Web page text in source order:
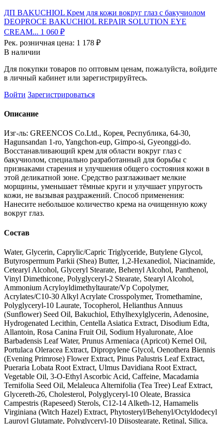
ДП BAKUCHIOL Крем для кожи вокруг глаз с бакучиолом
DEOPROCE BAKUCHIOL REPAIR SOLUTION EYE
CREAM... 1 060 ₽
Рек. розничная цена: 1 178 ₽
В наличии
Для покупки товаров по оптовым ценам, пожалуйста, войдите
в личный кабинет или зарегистрируйтесь.
Войти Зарегистрироваться
Описание
Изг-ль: GREENCOS Co.Ltd., Корея, Республика, 64-30,
Hagunsandan 1-ro, Yangchon-eup, Gimpo-si, Gyeonggi-do.
Восстанавливающий крем для области вокруг глаз с
бакучиолом, специально разработанный для борьбы с
признаками старения и улучшения общего состояния кожи в
этой деликатной зоне. Средство разглаживает мелкие
морщины, уменьшает тёмные круги и улучшает упругость
кожи, не вызывая раздражений. Способ применения:
Нанесите небольшое количество крема на очищенную кожу
вокруг глаз.
Состав
Water, Glycerin, Caprylic/Capric Triglyceride, Butylene Glycol,
Butyrospermum Parkii (Shea) Butter, 1,2-Hexanediol, Niacinamide,
Cetearyl Alcohol, Glyceryl Stearate, Behenyl Alcohol, Panthenol,
Vinyl Dimethicone, Polyglyceryl-2 Stearate, Stearyl Alcohol,
Ammonium Acryloyldimethyltaurate/Vp Copolymer,
Acrylates/C10-30 Alkyl Acrylate Crosspolymer, Tromethamine,
Polyglyceryl-10 Laurate, Tocopherol, Helianthus Annuus
(Sunflower) Seed Oil, Bakuchiol, Ethylhexylglycerin, Adenosine,
Hydrogenated Lecithin, Centella Asiatica Extract, Disodium Edta,
Allantoin, Rosa Canina Fruit Oil, Sodium Hyaluronate, Aloe
Barbadensis Leaf Water, Prunus Armeniaca (Apricot) Kernel Oil,
Portulaca Oleracea Extract, Dipropylene Glycol, Oenothera Biennis
(Evening Primrose) Flower Extract, Pinus Palustris Leaf Extract,
Pueraria Lobata Root Extract, Ulmus Davidiana Root Extract,
Vegetable Oil, 3-O-Ethyl Ascorbic Acid, Caffeine, Macadamia
Ternifolia Seed Oil, Melaleuca Alternifolia (Tea Tree) Leaf Extract,
Glycereth-26, Cholesterol, Polyglyceryl-10 Oleate, Brassica
Campestris (Rapeseed) Sterols, C12-14 Alketh-12, Hamamelis
Virginiana (Witch Hazel) Extract, Phytosteryl/Behenyl/Octyldodecyl
Lauroyl Glutamate, Polyglyceryl-10 Diisostearate, Retinal, Silica,